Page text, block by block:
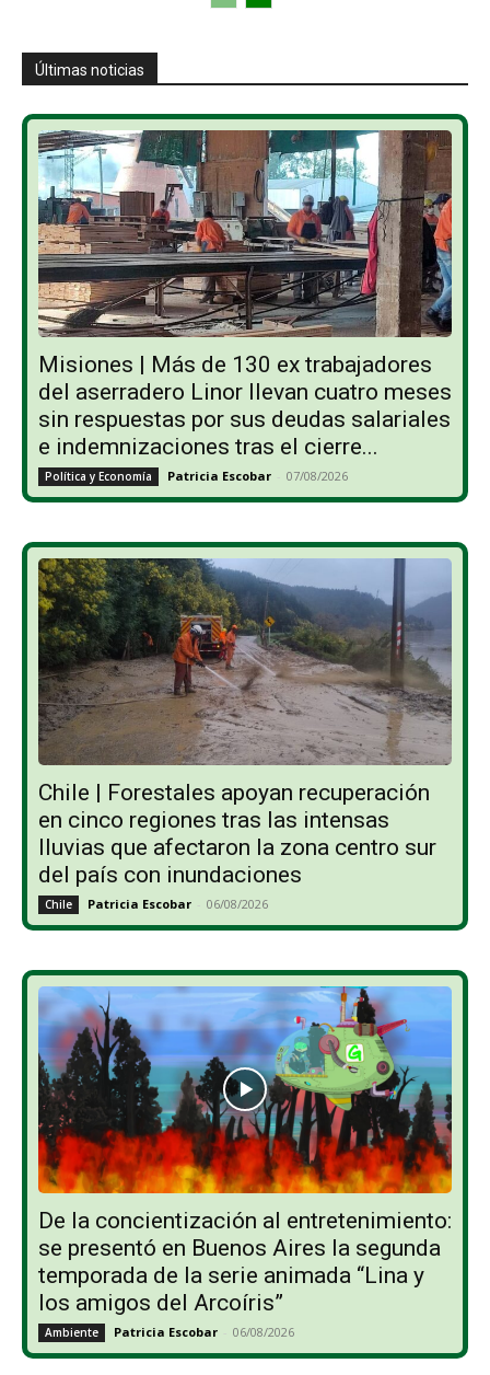
Últimas noticias
Misiones | Más de 130 ex trabajadores
del aserradero Linor llevan cuatro meses
sin respuestas por sus deudas salariales
e indemnizaciones tras el cierre...
Política y Economía Patricia Escobar - 07/08/2026
Chile | Forestales apoyan recuperación
en cinco regiones tras las intensas
lluvias que afectaron la zona centro sur
del país con inundaciones
Chile Patricia Escobar - 06/08/2026
De la concientización al entretenimiento:
se presentó en Buenos Aires la segunda
temporada de la serie animada “Lina y
los amigos del Arcoíris”
Ambiente Patricia Escobar - 06/08/2026